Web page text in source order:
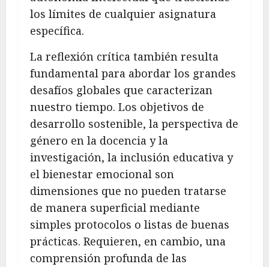
los límites de cualquier asignatura
específica.
La reflexión crítica también resulta
fundamental para abordar los grandes
desafíos globales que caracterizan
nuestro tiempo. Los objetivos de
desarrollo sostenible, la perspectiva de
género en la docencia y la
investigación, la inclusión educativa y
el bienestar emocional son
dimensiones que no pueden tratarse
de manera superficial mediante
simples protocolos o listas de buenas
prácticas. Requieren, en cambio, una
comprensión profunda de las